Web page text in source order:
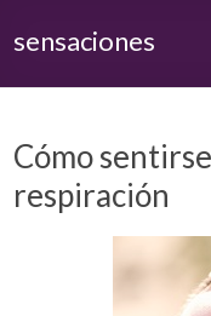
sensaciones
Cómo
respiración